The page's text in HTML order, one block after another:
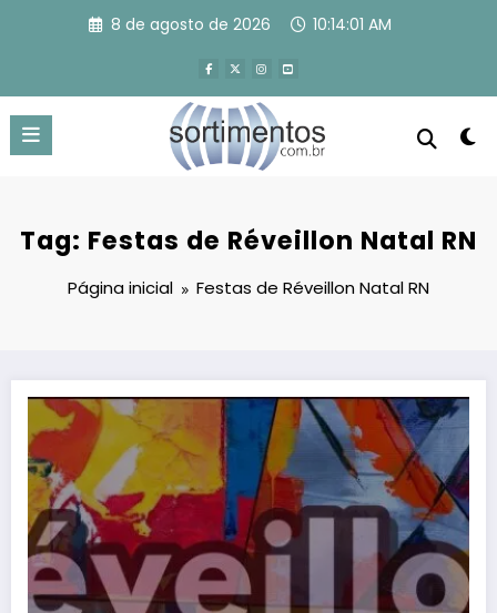
8 de agosto de 2026 10:14:02 AM
Tag: Festas de Réveillon Natal RN
Página inicial Festas de Réveillon Natal RN